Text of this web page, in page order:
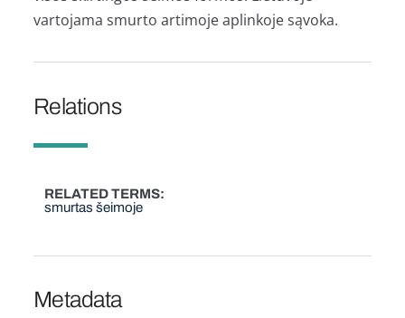
vartojama smurto artimoje aplinkoje sąvoka.
Relations
RELATED TERMS
smurtas šeimoje
Metadata